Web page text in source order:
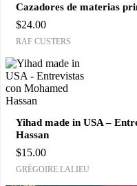
Cazadores de materias
$24.00
RAF CUSTERS
Yihad made in USA –
Hassan
$15.00
GRÉGOIRE LALIEU